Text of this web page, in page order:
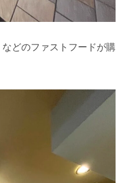
どのファストフードが購